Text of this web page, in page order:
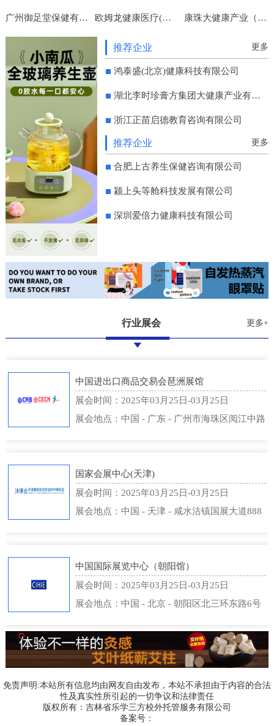
广州御足堂保健有限公司 欧姆龙健康医疗(中国)有限公司 康珠大健康产业（成都）集团有限公司
推荐企业 更多
鸿泰盛(北京)健康科技有限公司
湖北李时珍膏方集团大健康产业有限公司
浙江正苗启德教育咨询有限公司
推荐企业 更多
合肥上古养生保健咨询有限公司
颍上头等舱科技发展有限公司
深圳爱倍力健康科技有限公司
行业展会 更多+
中国进出口商品交易会琶洲展馆
展会时间：2025年03月25日-03月25日
展会地点：中国 - 广东 - 广州市海珠区阅江中路
国家会展中心(天津)
展会时间：2025年03月25日-03月25日
展会地点：中国 - 天津 - 咸水沽镇国展大道888
中国国际展览中心（朝阳馆）
展会时间：2025年03月25日-03月25日
展会地点：中国 - 北京 - 朝阳区北三环东路6号
免责声明:本站所有信息均由网友自由发布，本站不承担由于内容的合法
性及真实性所引起的一切争议和法律责任
版权所有：吉林省乐学三方校外托管服务有限公司
备案号：